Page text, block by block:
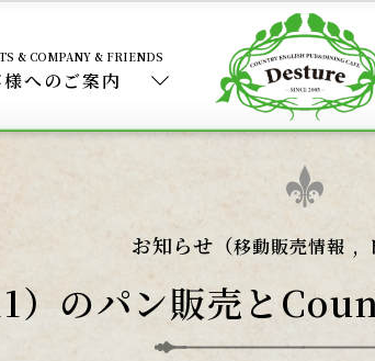
へのご案内
お知らせ（移動販売情報 ,
）のパン販売と